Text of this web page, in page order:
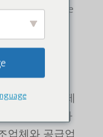
mit „Caluanie
한 산업 분야
로 금속의 정제
을 구매하고자
업체와 공급업